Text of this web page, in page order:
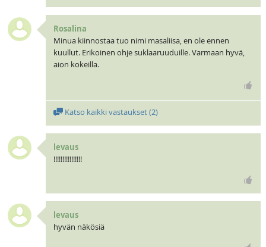
Rosalina
Minua kiinnostaa tuo nimi masaliisa, en ole ennen
kuullut. Erikoinen ohje suklaaruuduille. Varmaan hyvä,
aion kokeilla.
Katso kaikki vastaukset (2)
levaus
!!!!!!!!!!!!!!!!
levaus
hyvän näkösiä